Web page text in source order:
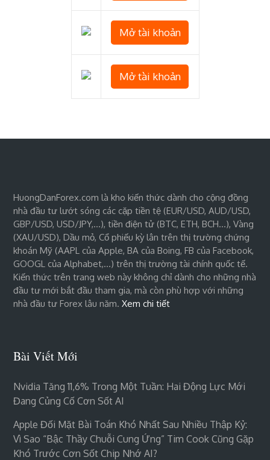
Mở tài khoản
Mở tài khoản
HuongDanForex.com là kho kiến thức dành cho cộng đồng
nhà đầu tư lướt sóng các cặp tiền tệ (EUR/USD, AUD/USD,
GBP/USD, USD/JPY,…), tiền điện tử (BTC, ETH, BCH…), Vàng
(XAU/USD), Dầu mỏ, Cổ phiếu kỳ lân trên thị trường chứng
khoán Mỹ (AAPL của Apple, BA của Boing, FB của Facebook,
GOOGL của Alphabet,…) trên thị trường tài chính quốc tế.
Kiến thức trên trang web này không chỉ dành cho những nhà
đầu tư mới bắt đầu tham gia, mà còn phù hợp với những
nhà đầu tư Forex lâu năm.Xem chi tiết
Bài Viết Mới
Nvidia Tăng 11,6% Trong Một Tuần: Hai Động Lực Mới
Đang Củng Cố Cơn Sốt AI
Apple Đối Mặt Bài Toán Khó Nhất Sau Nhiều Thập Kỷ:
Vì Sao “bậc Thầy Chuỗi Cung Ứng” Tim Cook Cũng Gặp
Khó Trước Cơn Sốt Chip Nhớ AI?